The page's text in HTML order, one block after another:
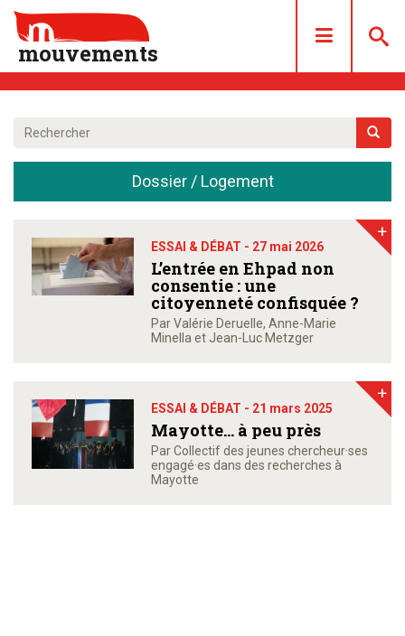
mouvements
ACHAT/ABONNEMENT
CONTACT
Dossier / Logement
ESSAI & DÉBAT - 27 mai 2026
L’entrée en Ehpad non
consentie : une
citoyenneté confisquée ?
Par Valérie Deruelle, Anne-Marie
Minella et Jean-Luc Metzger
+
ESSAI & DÉBAT - 21 mars 2025
Mayotte… à peu près
Par Collectif des jeunes chercheur·ses
engagé·es dans des recherches à
Mayotte
+